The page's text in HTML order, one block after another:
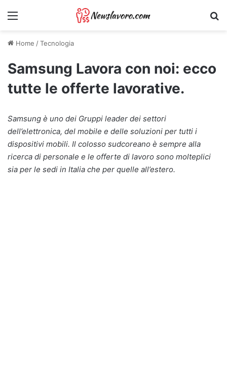
Menu
Home /Tecnologia
Samsung Lavora con noi: ecco
tutte le offerte lavorative.
Samsung è uno dei Gruppi leader dei settori
dell’elettronica, del mobile e delle soluzioni per tutti i
dispositivi mobili. Il colosso sudcoreano è sempre alla
ricerca di personale e le offerte di lavoro sono molteplici
sia per le sedi in Italia che per quelle all’estero.